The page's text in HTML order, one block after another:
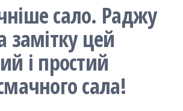
сало. Раджу
замітку цей
і простий
сала!